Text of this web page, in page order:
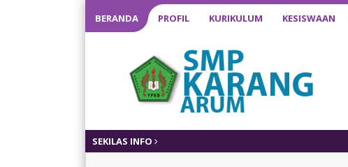
BERANDA PROFIL KURIKULUM KESISWAAN
SEKILAS INFO